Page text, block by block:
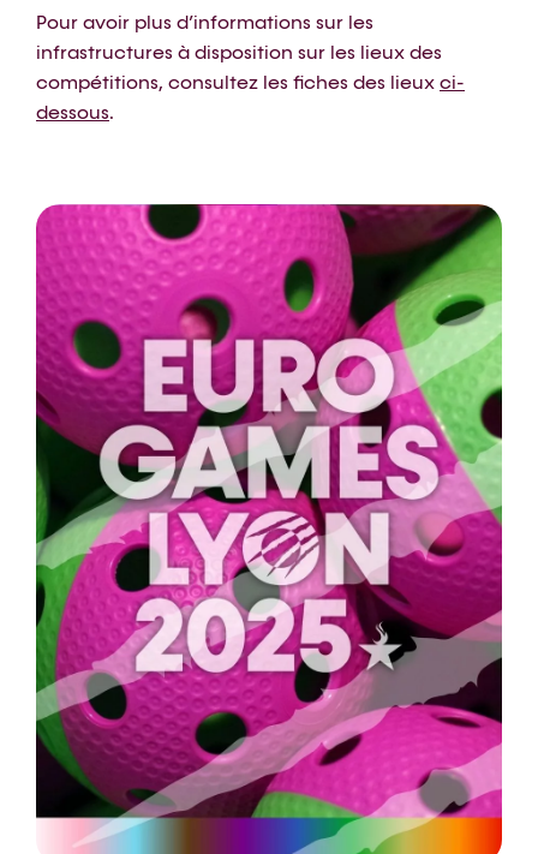
Pour avoir plus d’informations sur les
infrastructures à disposition sur les lieux des
compétitions, consultez les fiches des lieux ci-
dessous.